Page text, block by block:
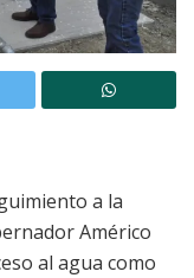
a la
Américo
al agua como